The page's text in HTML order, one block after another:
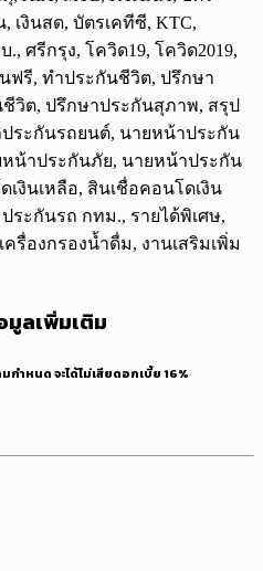
มูลเพิ่มเติม
กำหนด จะได้ไม่เสียดอกเบี้ย 16%